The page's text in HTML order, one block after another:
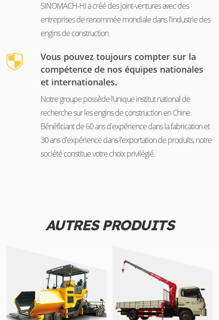
SINOMACH-HI a créé des joint-ventures avec des
entreprises de renommée mondiale dans l'industrie des
engins de construction.
Vous pouvez toujours compter sur la
compétence de nos équipes nationales
et internationales.
Notre groupe possède l’unique institut national de
recherche sur les engins de construction en Chine.
Bénéficiant de 60 ans d'expérience dans la fabrication et
30 ans d'expérience dans l'exportation de produits, notre
société constitue votre choix privilégié.
AUTRES PRODUITS